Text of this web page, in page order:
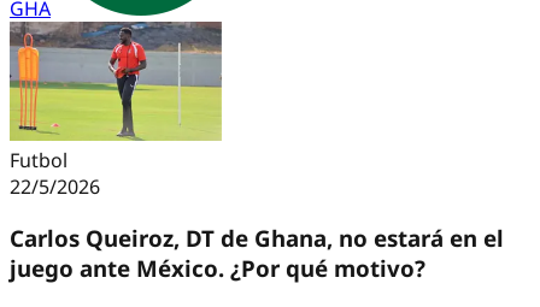
GHA
Futbol
22/5/2026
Carlos Queiroz, DT de Ghana, no estará en el
juego ante México. ¿Por qué motivo?